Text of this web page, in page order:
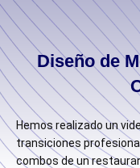
Diseño de
Hemos realizado un
transiciones
combos de un